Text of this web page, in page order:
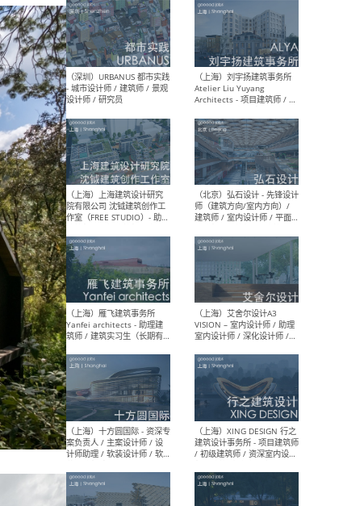
（深圳）TOMO東木筑造 -
室内设计师 / 资深深化设计
师 / AIGC内容编辑(室内设计
方向) / 照明设计师 / 软装设
计师
（北京）LOD朗奥建筑 - 资深
室内建筑师 / 产品研发及新
设计师 / 深化设计师 / 实习
（北京）SHUYAN design -
项目负责人Project Manager
/项目建筑师Project
Architect / 助理建筑师
Assistant Architect / 创始
人助理Founder's Assistant
/ 实习生Intern
（深圳）URBANUS 都市实践
- 城市设计师 / 建筑师 / 景观